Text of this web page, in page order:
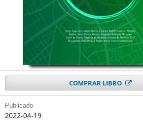
COMPRAR LIBRO
Publicado
2022-04-19